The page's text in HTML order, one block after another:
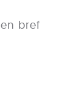
en bref